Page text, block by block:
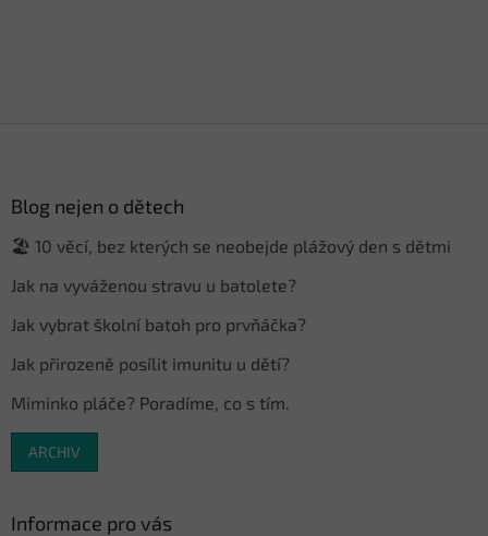
Blog nejen o dětech
🏖️ 10 věcí, bez kterých se neobejde plážový den s dětmi
Jak na vyváženou stravu u batolete?
Jak vybrat školní batoh pro prvňáčka?
Jak přirozeně posílit imunitu u dětí?
Miminko pláče? Poradíme, co s tím.
ARCHIV
Informace pro vás